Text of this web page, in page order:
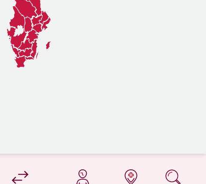
på 1177.se
på 1177.se
på 1177.se
på 1177.se